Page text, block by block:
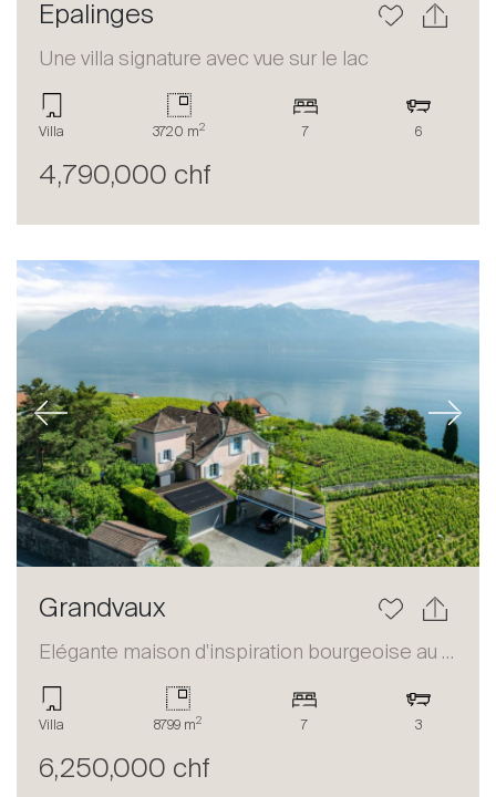
Epalinges
Une villa signature avec vue sur le lac
Villa 3720 m2 7 6
4,790,000 chf
Previous Next
Grandvaux
Elégante maison d'inspiration bourgeoise au coeur du Lavaux
Villa 8799 m2 7 3
6,250,000 chf